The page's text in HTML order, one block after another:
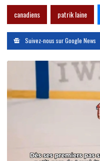
canadiens patrik laine
Suivez-nous sur Google News